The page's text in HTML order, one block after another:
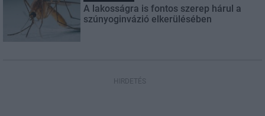
A lakosságra is fontos szerep hárul a
szúnyoginvázió elkerülésében
HIRDETÉS